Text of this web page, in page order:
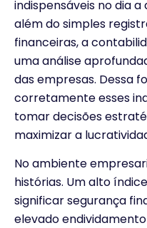
indispensáveis no dia
além do simples
financeiras, a
uma análise
das empresas. Dessa
corretamente esses
tomar decisões
maximizar a
No ambiente
histórias. Um alto
significar segurança
elevado